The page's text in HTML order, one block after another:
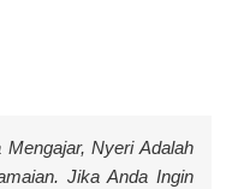
Mengajar, Nyeri Adalah
Jika Anda Ingin